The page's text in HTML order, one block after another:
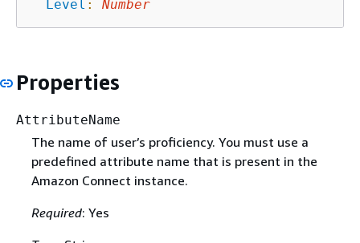
Level : Number
Properties
AttributeName
The name of user’s proficiency. You must use a
predefined attribute name that is present in the
Amazon Connect instance.
Required: Yes